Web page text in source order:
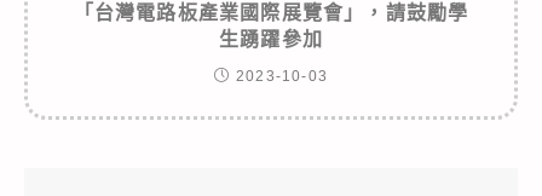
「台灣電路板產業國際展覽會」，請鼓勵學
生踴躍參加
2023-10-03